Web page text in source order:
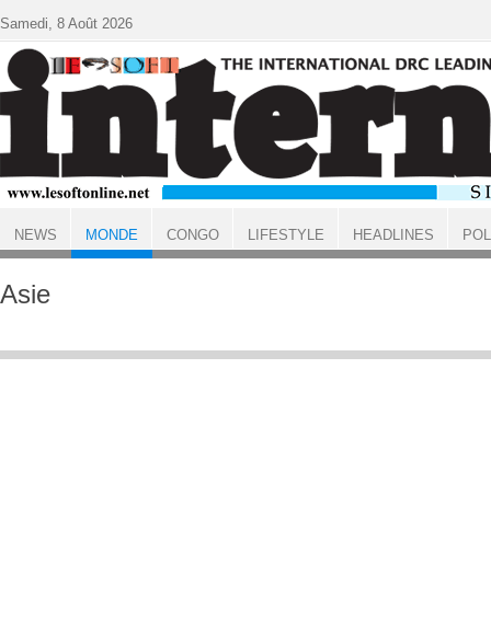
ACCUEIL MONDE
Asie
Samedi, 8 Août 2026
NEWS MONDE CONGO LIFESTYLE HEADLINES